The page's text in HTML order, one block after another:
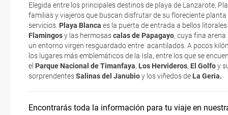
Elegida entre los principales destinos de playa de Lanzarote,
familias y viajeros que buscan disfrutar de su floreciente
servicios. Playa Blanca es la puerta de entrada a bellos
Flamingosy las hermosascalas de Papagayo, cuya fina
un entorno virgen resguardado entre acantilados. A pocos
los lugares más emblemáticos de la Isla, entre los que se
el Parque Nacional de Timanfaya, Los Hervideros, El Golfoy
sorprendentesSalinas del Janubioy los viñedos de La Geria.
Encontrarás toda la información para tu viaje en
Montañas de Fuego
¿Dónde alojarse?
Asistencia sanitaria
Moneda y aduanas
realizando el check-in por su web.
Eso sí, deberás estar atento si viajas con una compañía low cost,
exigen la presentación de la tarjeta de embarque (que deberás
no te carguen un suplemento extra en el mismo aeropuerto.
En caso de tener que enviarte la documentación de un paquete
te enviaremos la documentación de tu reserva alrededor de 10
Esta documentación te será requerida en el mostrador de la